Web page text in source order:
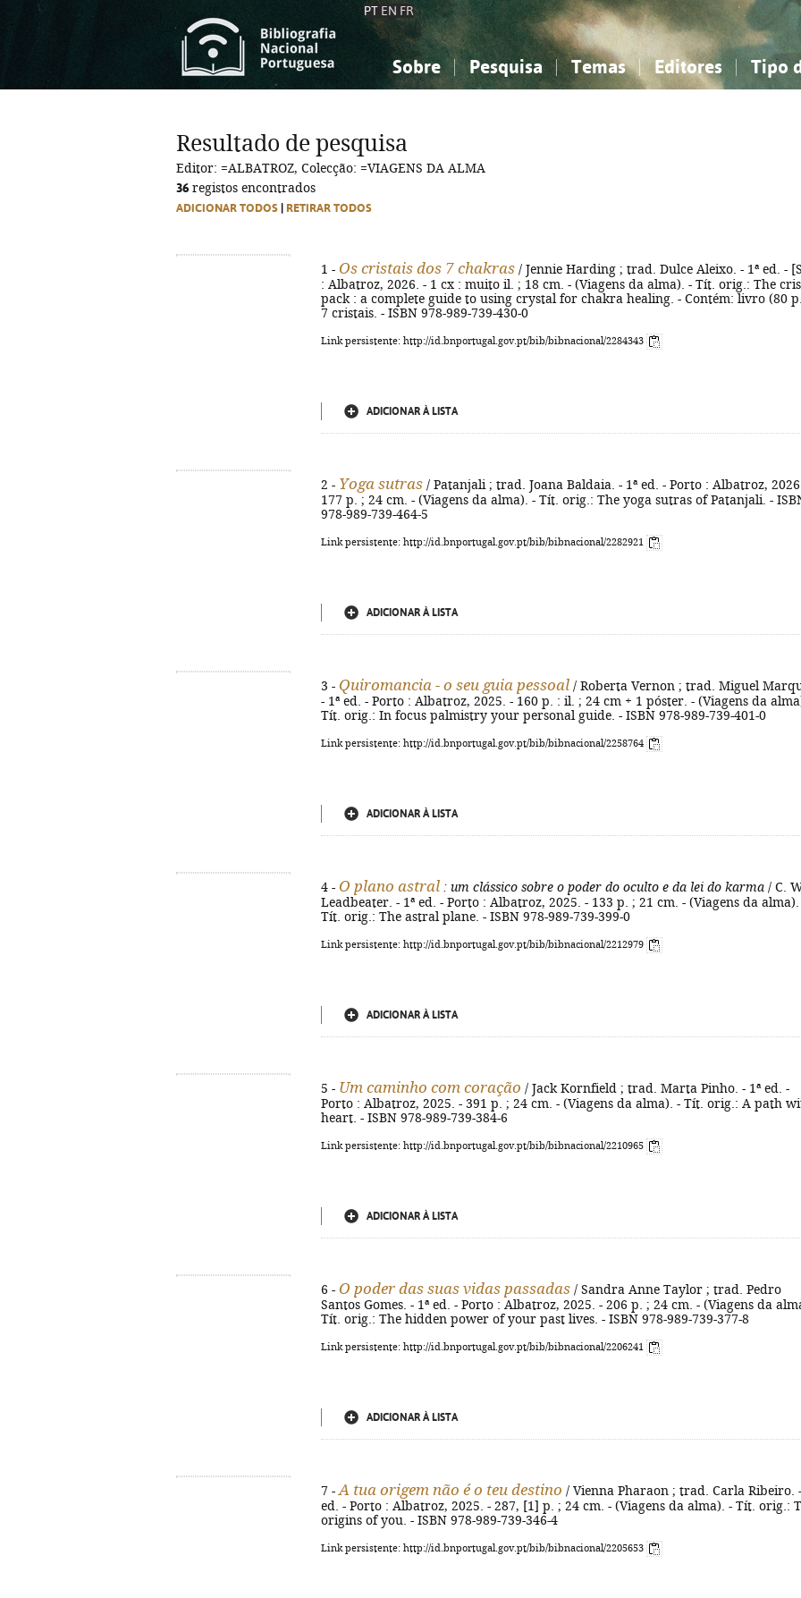
PT EN FR
Sobre Pesquisa Temas
Ciências sociais...
Editores Tipo
Ciências sociais...
Resultado de pesquisa
Editor: =ALBATROZ, Colecção: =VIAGENS DA ALMA
36 registos encontrados
ADICIONAR TODOS RETIRAR TODOS
1 - Os cristais dos 7 chakras / Jennie Harding ; trad. Dulce Aleixo. - 1ª ed. -
: Albatroz, 2026. - 1 cx : muito il. ; 18 cm. - (Viagens da alma). - Tít. orig.: The
pack : a complete guide to using crystal for chakra healing. - Contém: livro (80
7 cristais. - ISBN 978-989-739-430-0
Link persistente: http://id.bnportugal.gov.pt/bib/bibnacional/2284343
ADICIONAR À LISTA
2 - Yoga sutras / Patanjali ; trad. Joana Baldaia. - 1ª ed. - Porto : Albatroz,
177 p. ; 24 cm. - (Viagens da alma). - Tít. orig.: The yoga sutras of Patanjali. -
978-989-739-464-5
Link persistente: http://id.bnportugal.gov.pt/bib/bibnacional/2282921
ADICIONAR À LISTA
3 - Quiromancia - o seu guia pessoal / Roberta Vernon ; trad. Miguel
- 1ª ed. - Porto : Albatroz, 2025. - 160 p. : il. ; 24 cm + 1 póster. - (Viagens da
Tít. orig.: In focus palmistry your personal guide. - ISBN 978-989-739-401-0
Link persistente: http://id.bnportugal.gov.pt/bib/bibnacional/2258764
ADICIONAR À LISTA
4 - O plano astral : um clássico sobre o poder do oculto e da lei do karma / C.
Leadbeater. - 1ª ed. - Porto : Albatroz, 2025. - 133 p. ; 21 cm. - (Viagens da alma).
Tít. orig.: The astral plane. - ISBN 978-989-739-399-0
Link persistente: http://id.bnportugal.gov.pt/bib/bibnacional/2212979
ADICIONAR À LISTA
5 - Um caminho com coração / Jack Kornfield ; trad. Marta Pinho. - 1ª ed. -
Porto : Albatroz, 2025. - 391 p. ; 24 cm. - (Viagens da alma). - Tít. orig.: A path
heart. - ISBN 978-989-739-384-6
Link persistente: http://id.bnportugal.gov.pt/bib/bibnacional/2210965
ADICIONAR À LISTA
6 - O poder das suas vidas passadas / Sandra Anne Taylor ; trad. Pedro
Santos Gomes. - 1ª ed. - Porto : Albatroz, 2025. - 206 p. ; 24 cm. - (Viagens da
Tít. orig.: The hidden power of your past lives. - ISBN 978-989-739-377-8
Link persistente: http://id.bnportugal.gov.pt/bib/bibnacional/2206241
ADICIONAR À LISTA
7 - A tua origem não é o teu destino / Vienna Pharaon ; trad. Carla Ribeiro.
ed. - Porto : Albatroz, 2025. - 287, [1] p. ; 24 cm. - (Viagens da alma). - Tít. orig.:
origins of you. - ISBN 978-989-739-346-4
Link persistente: http://id.bnportugal.gov.pt/bib/bibnacional/2205653